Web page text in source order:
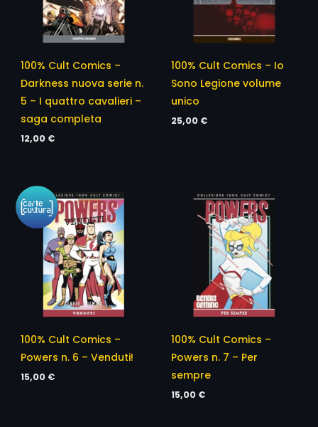
100% Cult Comics –
Darkness nuova serie n.
5 – I quattro cavalieri –
saga completa
12,00 €
100% Cult Comics – Io
Sono Legione volume
unico
25,00 €
100% Cult Comics –
Powers n. 6 – Venduti!
15,00 €
100% Cult Comics –
Powers n. 7 – Per
sempre
15,00 €